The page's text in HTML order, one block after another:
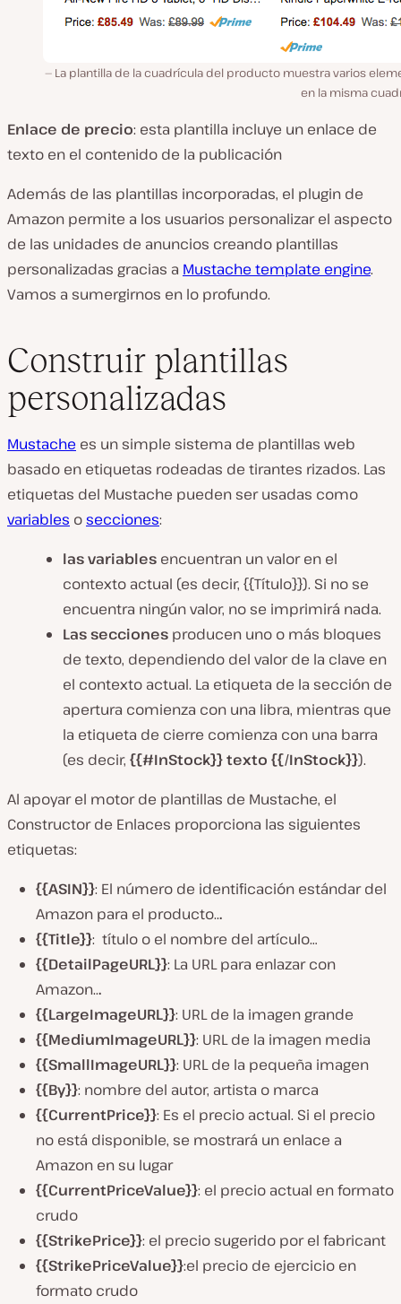
La plantilla de la cuadrícula del producto muestra varios
en la misma
Enlace de precio: esta plantilla incluye un enlace de
texto en el contenido de la publicación
Además de las plantillas incorporadas, el plugin de
Amazon permite a los usuarios personalizar el aspecto
de las unidades de anuncios creando plantillas
personalizadas gracias a Mustache template engine.
Vamos a sumergirnos en lo profundo.
Construir plantillas
personalizadas
Mustache es un simple sistema de plantillas web
basado en etiquetas rodeadas de tirantes rizados. Las
etiquetas del Mustache pueden ser usadas como
variables osecciones:
las variables encuentran un valor en el
contexto actual (es decir, {{Título}}). Si no se
encuentra ningún valor, no se imprimirá nada.
Las secciones producen uno o más bloques
de texto, dependiendo del valor de la clave en
el contexto actual. La etiqueta de la sección de
apertura comienza con una libra, mientras que
la etiqueta de cierre comienza con una barra
(es decir, {{#InStock}} texto {{/InStock}}).
Al apoyar el motor de plantillas de Mustache, el
Constructor de Enlaces proporciona las siguientes
etiquetas:
{{ASIN}}: El número de identificación estándar del
Amazon para el producto...
{{Title}}: título o el nombre del artículo…
{{DetailPageURL}}: La URL para enlazar con
Amazon...
{{LargeImageURL}}: URL de la imagen grande
{{MediumImageURL}}: URL de la imagen media
{{SmallImageURL}}: URL de la pequeña imagen
{{By}}: nombre del autor, artista o marca
{{CurrentPrice}}: Es el precio actual. Si el precio
no está disponible, se mostrará un enlace a
Amazon en su lugar
{{CurrentPriceValue}}: el precio actual en formato
crudo
{{StrikePrice}}: el precio sugerido por el fabricant
{{StrikePriceValue}}:el precio de ejercicio en
formato crudo